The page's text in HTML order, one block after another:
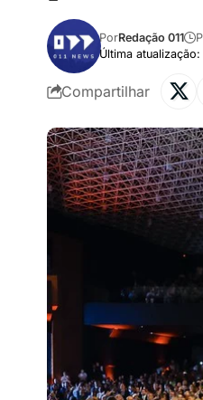
Última
PorRedação 011
Compartilhar